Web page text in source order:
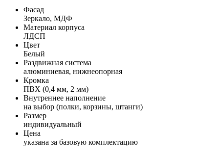
Фасад
Зеркало, МДФ
Материал корпуса
ЛДСП
Цвет
Белый
Раздвижная система
алюминиевая, нижнеопорная
Кромка
ПВХ (0,4 мм, 2 мм)
Внутреннее наполнение
на выбор (полки, корзины, штанги)
Размер
индивидуальный
Цена
указана за базовую комплектацию